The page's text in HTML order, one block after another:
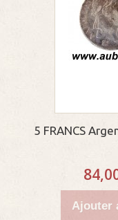
5 FRANCS
Ajouter